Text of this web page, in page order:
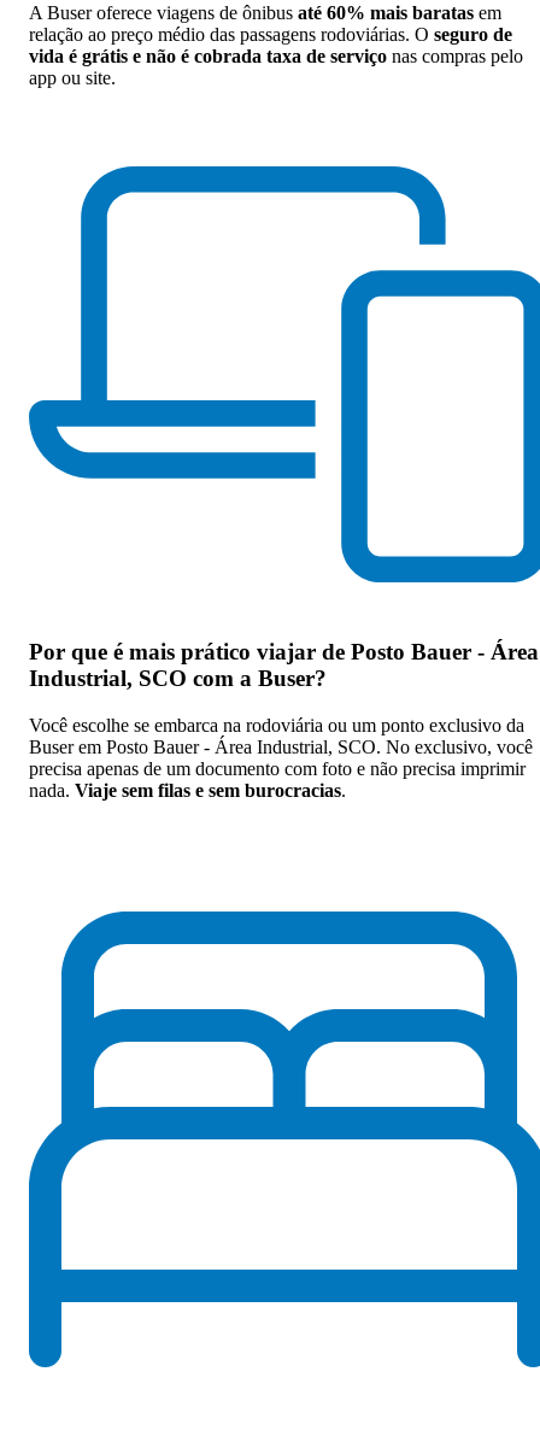
A Buser oferece viagens de ônibus até 60% mais baratas em
relação ao preço médio das passagens rodoviárias. O seguro de
vida é grátis e não é cobrada taxa de serviço nas compras pelo
app ou site.
Por que é mais prático viajar de Posto Bauer - Área
Industrial, SCO com a Buser?
Você escolhe se embarca na rodoviária ou um ponto exclusivo da
Buser em Posto Bauer - Área Industrial, SCO. No exclusivo, você
precisa apenas de um documento com foto e não precisa imprimir
nada. Viaje sem filas e sem burocracias.